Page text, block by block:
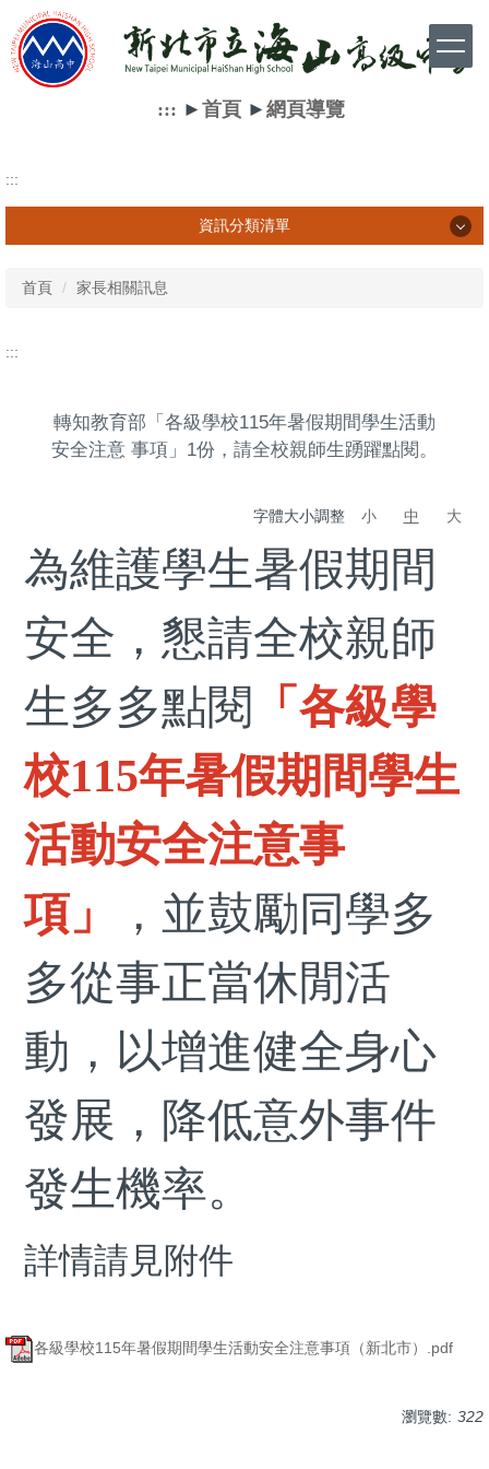
到
主
::: ► 首頁► 網頁導覽
:::
資訊分類清單
教師相關訊息
首頁 家長相關訊息
:::
轉知教育部「各級學校115年暑假期間學生活動
安全注意 事項」1份，請全校親師生踴躍點閱。
字體大小調整 小 中 大
為維護學生暑假期間
安全，懇請全校親師
生多多點閱
「各級學
校115年暑假期間學生
活動安全注意事
項」
，並鼓勵同學多
多從事正當休閒活
動，以增進健全身心
發展，降低意外事件
發生機率。
詳情請見附件
各級學校115年暑假期間學生活動安全注意事項（新北市）.pdf
瀏覽數: 322